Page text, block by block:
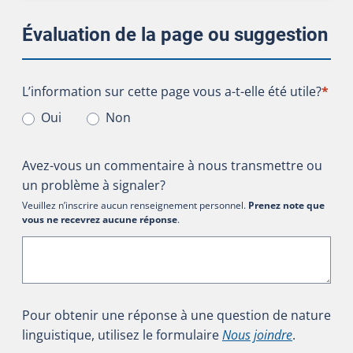
Évaluation de la page ou suggestion
L’information sur cette page vous a-t-elle été utile?
L’information sur cette page vous a-t-elle été utile?*
Oui
Non
Avez-vous un commentaire à nous transmettre ou
un problème à signaler?
Veuillez n’inscrire aucun renseignement personnel. Prenez note que
vous ne recevrez aucune réponse.
Pour obtenir une réponse à une question de nature
linguistique, utilisez le formulaireNous joindre.